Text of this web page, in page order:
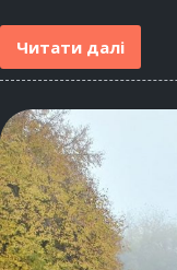
Читати далі